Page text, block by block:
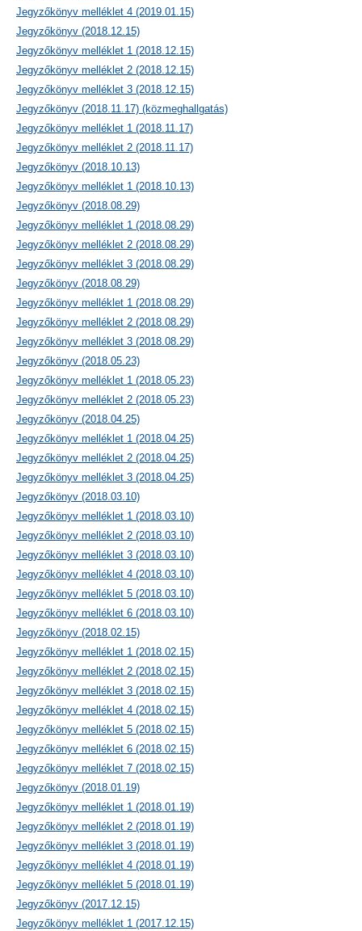
Jegyzőkönyv melléklet 4 (2019.01.15)
Jegyzőkönyv (2018.12.15)
Jegyzőkönyv melléklet 1 (2018.12.15)
Jegyzőkönyv melléklet 2 (2018.12.15)
Jegyzőkönyv melléklet 3 (2018.12.15)
Jegyzőkönyv (2018.11.17) (közmeghallgatás)
Jegyzőkönyv melléklet 1 (2018.11.17)
Jegyzőkönyv melléklet 2 (2018.11.17)
Jegyzőkönyv (2018.10.13)
Jegyzőkönyv melléklet 1 (2018.10.13)
Jegyzőkönyv (2018.08.29)
Jegyzőkönyv melléklet 1 (2018.08.29)
Jegyzőkönyv melléklet 2 (2018.08.29)
Jegyzőkönyv melléklet 3 (2018.08.29)
Jegyzőkönyv (2018.08.29)
Jegyzőkönyv melléklet 1 (2018.08.29)
Jegyzőkönyv melléklet 2 (2018.08.29)
Jegyzőkönyv melléklet 3 (2018.08.29)
Jegyzőkönyv (2018.05.23)
Jegyzőkönyv melléklet 1 (2018.05.23)
Jegyzőkönyv melléklet 2 (2018.05.23)
Jegyzőkönyv (2018.04.25)
Jegyzőkönyv melléklet 1 (2018.04.25)
Jegyzőkönyv melléklet 2 (2018.04.25)
Jegyzőkönyv melléklet 3 (2018.04.25)
Jegyzőkönyv (2018.03.10)
Jegyzőkönyv melléklet 1 (2018.03.10)
Jegyzőkönyv melléklet 2 (2018.03.10)
Jegyzőkönyv melléklet 3 (2018.03.10)
Jegyzőkönyv melléklet 4 (2018.03.10)
Jegyzőkönyv melléklet 5 (2018.03.10)
Jegyzőkönyv melléklet 6 (2018.03.10)
Jegyzőkönyv (2018.02.15)
Jegyzőkönyv melléklet 1 (2018.02.15)
Jegyzőkönyv melléklet 2 (2018.02.15)
Jegyzőkönyv melléklet 3 (2018.02.15)
Jegyzőkönyv melléklet 4 (2018.02.15)
Jegyzőkönyv melléklet 5 (2018.02.15)
Jegyzőkönyv melléklet 6 (2018.02.15)
Jegyzőkönyv melléklet 7 (2018.02.15)
Jegyzőkönyv (2018.01.19)
Jegyzőkönyv melléklet 1 (2018.01.19)
Jegyzőkönyv melléklet 2 (2018.01.19)
Jegyzőkönyv melléklet 3 (2018.01.19)
Jegyzőkönyv melléklet 4 (2018.01.19)
Jegyzőkönyv melléklet 5 (2018.01.19)
Jegyzőkönyv (2017.12.15)
Jegyzőkönyv melléklet 1 (2017.12.15)